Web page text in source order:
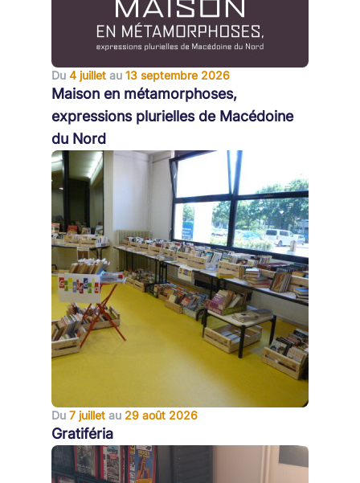
Du 4 juillet au 13 septembre 2026
Maison en métamorphoses,
expressions plurielles de Macédoine
du Nord
Du 7 juillet au 29 août 2026
Gratiféria